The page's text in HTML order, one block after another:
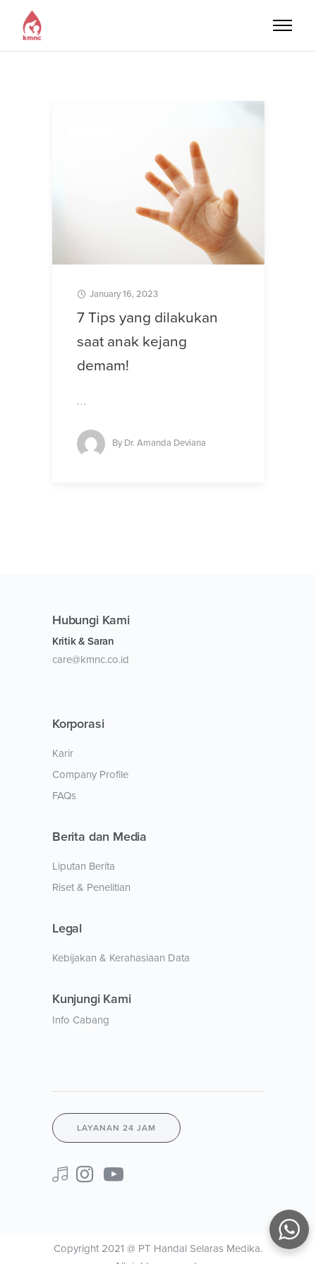
January 16, 2023
7 Tips yang dilakukan
saat anak kejang
demam!
…
ByDr. Amanda Deviana
Hubungi Kami
Kritik & Saran
care@kmnc.co.id
Korporasi
Karir
Company Profile
FAQs
Berita dan Media
Liputan Berita
Riset & Penelitian
Legal
Kebijakan & Kerahasiaan Data
Kunjungi Kami
Info Cabang
LAYANAN 24 JAM
Copyright 2021 @ PT Handal Selaras Medika.